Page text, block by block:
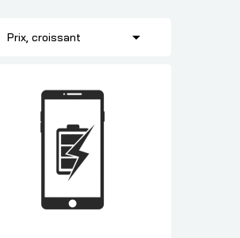
Prix, croissant 